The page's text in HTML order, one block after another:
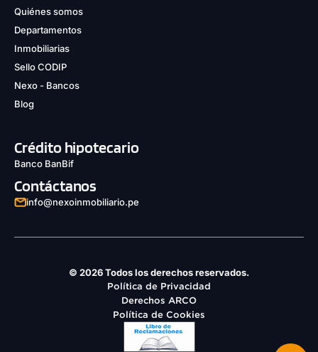
Quiénes somos
Departamentos
Inmobiliarias
Sello CODIP
Nexo - Bancos
Blog
Crédito hipotecario
Banco BanBif
Contáctanos
info@nexoinmobiliario.pe
© 2026 Todos los derechos reservados.
Política de Privacidad
Derechos ARCO
Política de Cookies